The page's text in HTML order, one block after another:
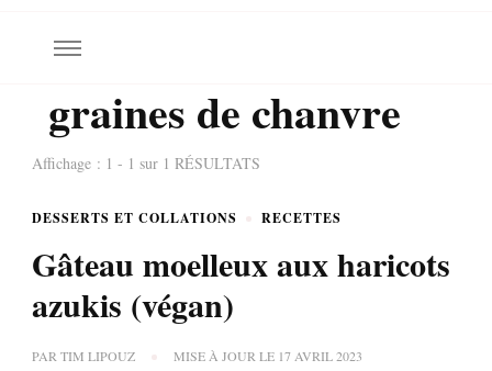
graines de chanvre
Affichage : 1 - 1 sur 1 RÉSULTATS
DESSERTS ET COLLATIONS RECETTES
Gâteau moelleux aux haricots
azukis (végan)
PAR TIM LIPOUZ MISE À JOUR LE 17 AVRIL 2023